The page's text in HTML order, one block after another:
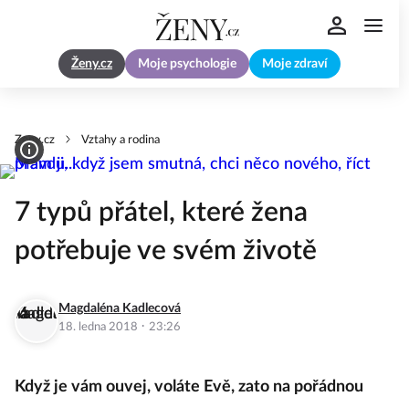
Ženy.cz Moje psychologie Moje zdraví
Zeny.cz Vztahy a rodina
7 typů přátel, které žena
potřebuje ve svém životě
Magdaléna Kadlecová
18. ledna 2018 · 23:26
Když je vám ouvej, voláte Evě, zato na pořádnou